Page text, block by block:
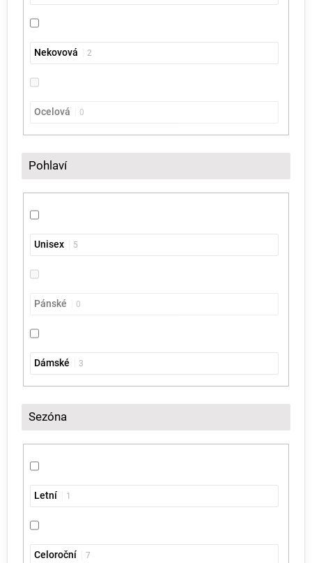
Nekovová 2
Ocelová 0
Pohlaví
Unisex 5
Pánské 0
Dámské 3
Sezóna
Letní 1
Celoroční 7